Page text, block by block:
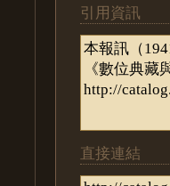
引用資訊
直接連結